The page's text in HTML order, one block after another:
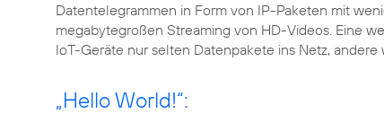
Datentelegrammen in Form von IP-Paketen mit
megabytegroßen Streaming von HD-Videos. Eine
IoT-Geräte nur selten Datenpakete ins Netz,
„Hello World!“: